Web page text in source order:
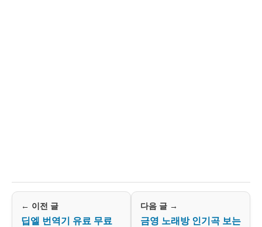
← 이전 글
딥엘 번역기 유료 무료
다음 글 →
금영 노래방 인기곡 보는